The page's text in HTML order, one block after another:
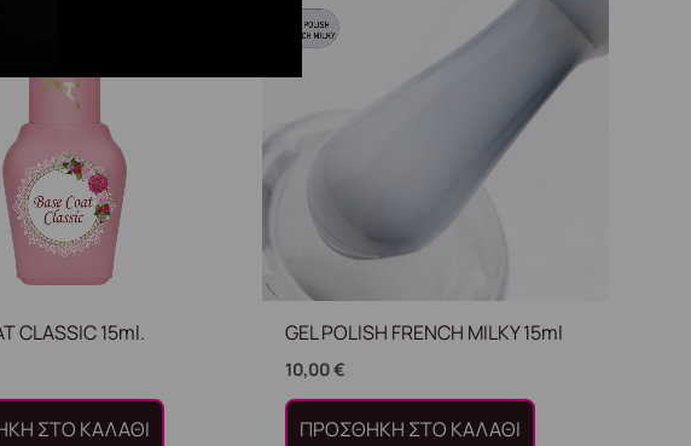
CLASSIC 15ml.
ΣΤΟ ΚΑΛΆΘΙ
GEL POLISH FRENCH MILKY 15ml
10,00€
ΠΡΟΣΘΉΚΗ ΣΤΟ ΚΑΛΆΘΙ